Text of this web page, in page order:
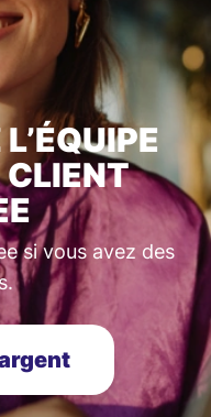
CLIENT
si vous avez des